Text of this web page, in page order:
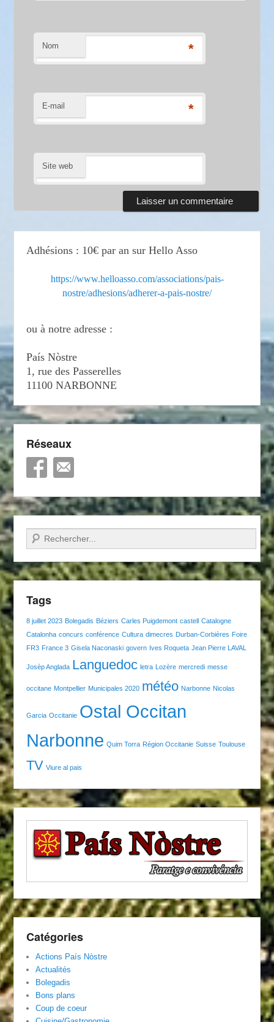
Nom *
E-mail *
Site web
Adhésions : 10€ par an sur Hello Asso
https://www.helloasso.com/associations/pais-
nostre/adhesions/adherer-a-pais-nostre/
ou à notre adresse :
País Nòstre
1, rue des Passerelles
11100 NARBONNE
Réseaux
Recherche
Tags
8 juillet 2023 Bolegadis Béziers Carles Puigdemont castell Catalogne
Catalonha concurs conférence Cultura dimecres Durban-Corbières Foire
FR3 France 3 Gisela Naconaski govern Ives Roqueta Jean Pierre LAVAL
Josèp Anglada Languedoc letra Lozère mercredi messe
occitane Montpellier Municipales 2020 météo Narbonne Nicolas
Garcia Occitanie Ostal Occitan
Narbonne Quim Torra Région Occitanie Suisse Toulouse
TV Viure al pais
Catégories
Actions País Nòstre
Actualités
Bolegadis
Bons plans
Coup de coeur